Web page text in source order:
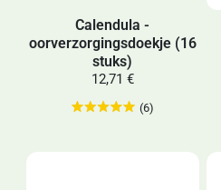
Calendula -
oorverzorgingsdoekje (16
stuks)
12,71 €
(6)